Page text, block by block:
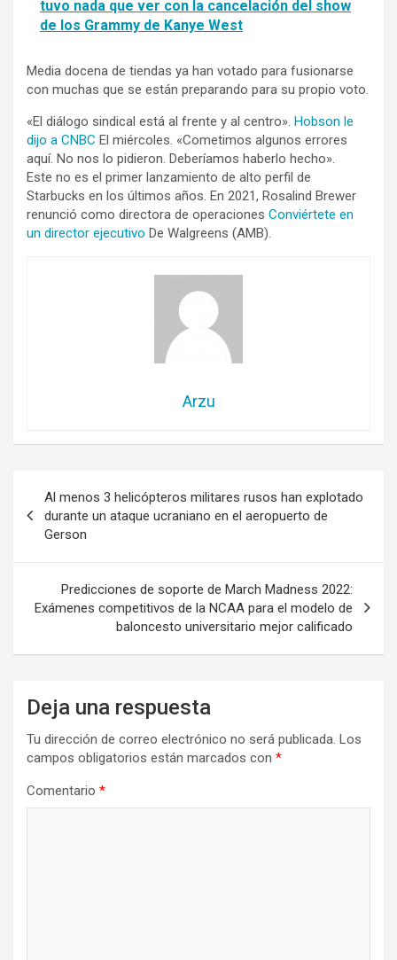
tuvo nada que ver con la cancelación del show
de los Grammy de Kanye West
Media docena de tiendas ya han votado para fusionarse
con muchas que se están preparando para su propio voto.
«El diálogo sindical está al frente y al centro». Hobson le
dijo a CNBC El miércoles. «Cometimos algunos errores
aquí. No nos lo pidieron. Deberíamos haberlo hecho».
Este no es el primer lanzamiento de alto perfil de
Starbucks en los últimos años. En 2021, Rosalind Brewer
renunció como directora de operaciones Conviértete en
un director ejecutivo De Walgreens (AMB).
Arzu
de
entradas
Al menos 3 helicópteros militares rusos han explotado
durante un ataque ucraniano en el aeropuerto de
Gerson
Predicciones de soporte de March Madness 2022:
Exámenes competitivos de la NCAA para el modelo de
baloncesto universitario mejor calificado
Deja una respuesta
Tu dirección de correo electrónico no será publicada. Los
campos obligatorios están marcados con *
Comentario *